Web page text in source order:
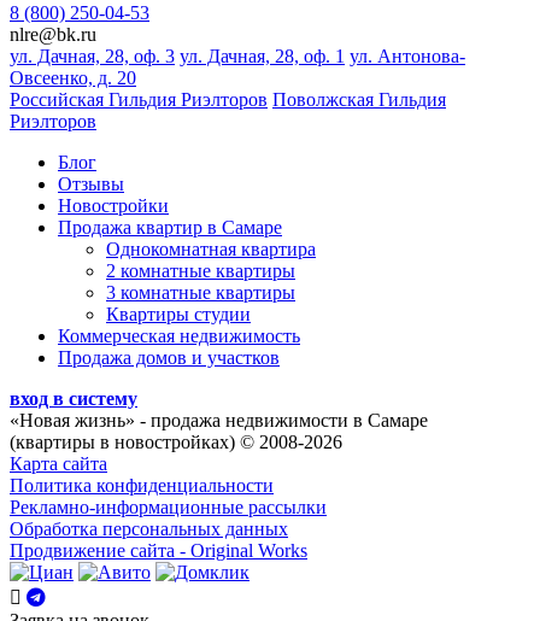
8 (800) 250-04-53
nlre@bk.ru
ул. Дачная, 28, оф. 3 ул. Дачная, 28, оф. 1 ул. Антонова-
Овсеенко, д. 20
Российская Гильдия Риэлторов Поволжская Гильдия
Риэлторов
Блог
Отзывы
Новостройки
Продажа квартир в Самаре
Однокомнатная квартира
2 комнатные квартиры
3 комнатные квартиры
Квартиры студии
Коммерческая недвижимость
Продажа домов и участков
вход в систему
«Новая жизнь» - продажа недвижимости в Самаре
(квартиры в новостройках) © 2008-2026
Карта сайта
Политика конфиденциальности
Рекламно-информационные рассылки
Обработка персональных данных
Продвижение сайта - Original Works